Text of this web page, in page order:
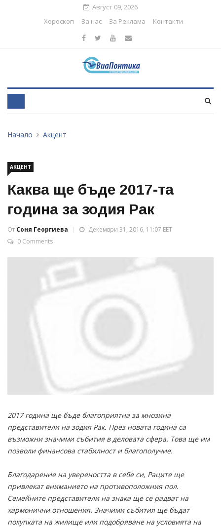
Август 09, 2026
Хороскоп
За нас За Реклама Контакти
Начало Акцент
АКЦЕНТ
Каква ще бъде 2017-та
година за зодия Рак
От Соня Георгиева
Декември 31, 2016, 11:07 EET
0 Comments
2017 година ще бъде благоприятна за мнозина
представители на зодия Рак. През новата година са
възможни значими събития в деловата сфера. Това ще им
позволи финансова стабилност и благополучие.
Благодарение на увереността в себе си, Раците ще
привлекат вниманието на противоположния пол.
Семейните представители на знака ще се радват на
хармонични отношения. Значими събития ще бъдат
покупката на жилище или подобряване на условията на